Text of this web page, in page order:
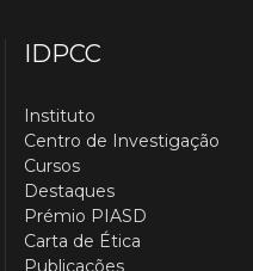
IDPCC
Instituto
Centro de Investigação
Cursos
Destaques
Prémio PIASD
Carta de Ética
Publicações